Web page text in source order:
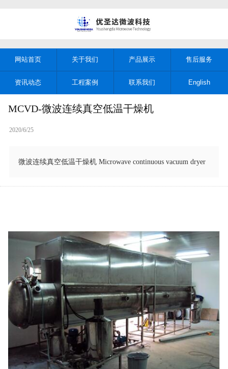
网站首页 关于我们 产品展示 售后服务
资讯动态 工程案例 联系我们 English
MCVD-微波连续真空低温干燥机
2020/6/25
微波连续真空低温干燥机 Microwave continuous vacuum dryer